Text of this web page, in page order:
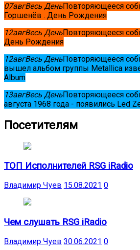
07авгВесь ДеньПовторяющееся
Горшенёв . День Рождения
12авгВесь ДеньПовторяющееся
День Рождения
12авгВесь ДеньПовторяющееся
вышел альбом группы Metallica
Album
13авгВесь ДеньПовторяющееся
августа 1968 года - появились Led
Посетителям
ТОП Исполнителей RSG iRadio
Владимир Чуев 15.08.2021 0
Чем слушать RSG iRadio
Владимир Чуев 30.06.2021 0